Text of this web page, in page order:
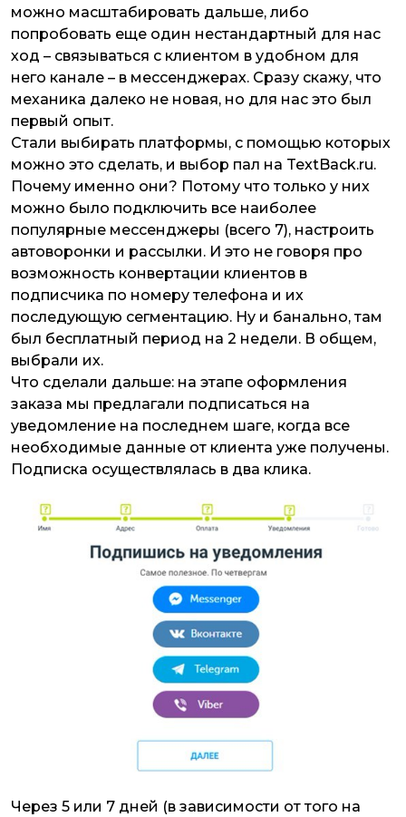
можно масштабировать дальше, либо
попробовать еще один нестандартный для нас
ход – связываться с клиентом в удобном для
него канале – в мессенджерах. Сразу скажу, что
механика далеко не новая, но для нас это был
первый опыт.
Стали выбирать платформы, с помощью которых
можно это сделать, и выбор пал на TextBack.ru.
Почему именно они? Потому что только у них
можно было подключить все наиболее
популярные мессенджеры (всего 7), настроить
автоворонки и рассылки. И это не говоря про
возможность конвертации клиентов в
подписчика по номеру телефона и их
последующую сегментацию. Ну и банально, там
был бесплатный период на 2 недели. В общем,
выбрали их.
Что сделали дальше: на этапе оформления
заказа мы предлагали подписаться на
уведомление на последнем шаге, когда все
необходимые данные от клиента уже получены.
Подписка осуществлялась в два клика.
Через 5 или 7 дней (в зависимости от того на